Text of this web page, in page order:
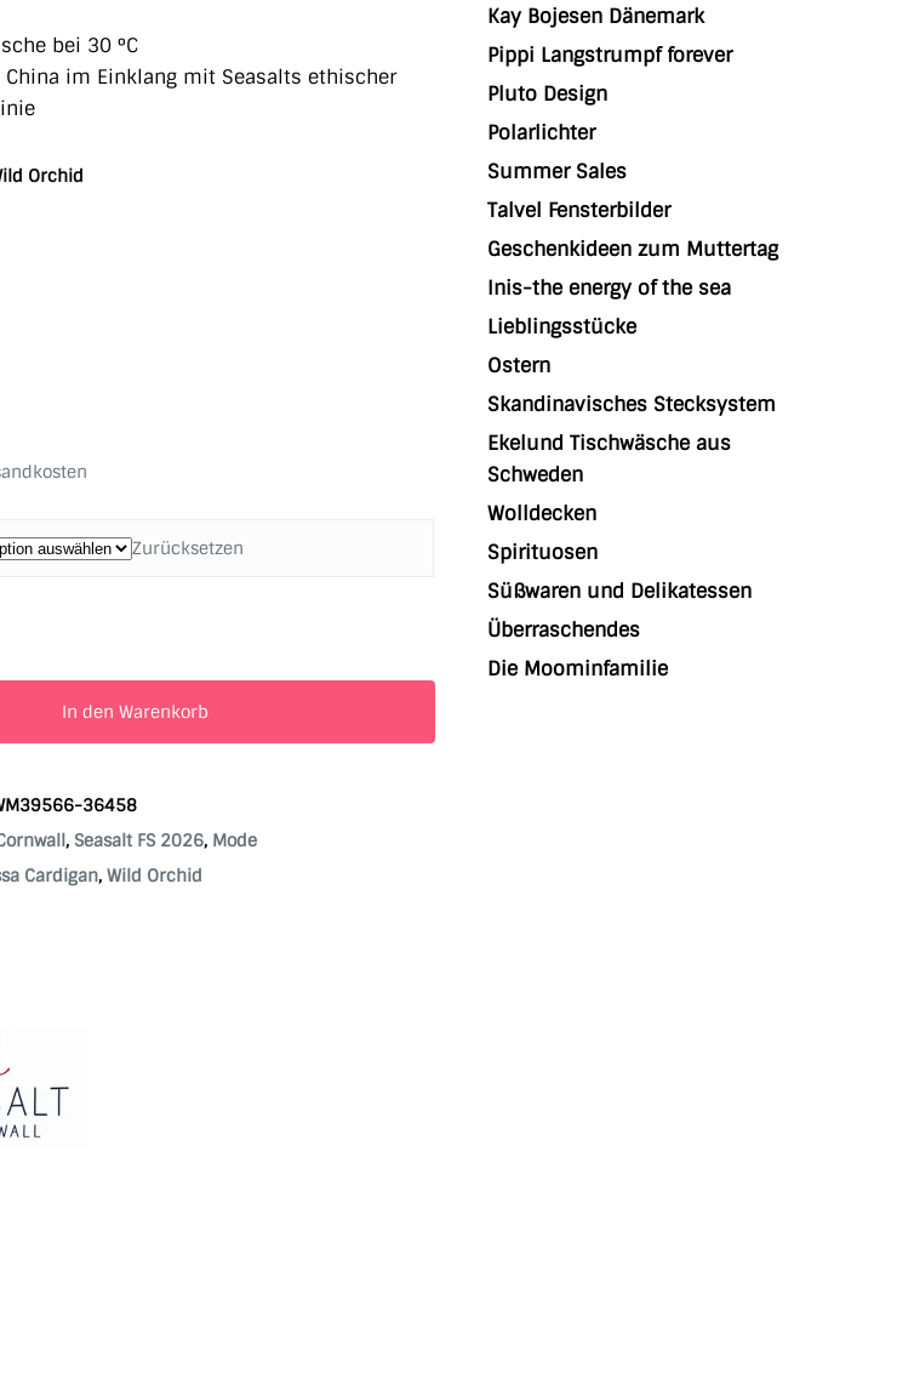
bei 30 °C
im Einklang mit Seasalts ethischer
Orchid
Zurücksetzen
In den Warenkorb
36458
, Seasalt FS 2026, Mode
Cardigan, Wild Orchid
Kay Bojesen Dänemark
Pippi Langstrumpf forever
Pluto Design
Polarlichter
Summer Sales
Talvel Fensterbilder
Geschenkideen zum Muttertag
Inis-the energy of the sea
Lieblingsstücke
Ostern
Skandinavisches Stecksystem
Ekelund Tischwäsche aus
Schweden
Wolldecken
Spirituosen
Süßwaren und Delikatessen
Überraschendes
Die Moominfamilie